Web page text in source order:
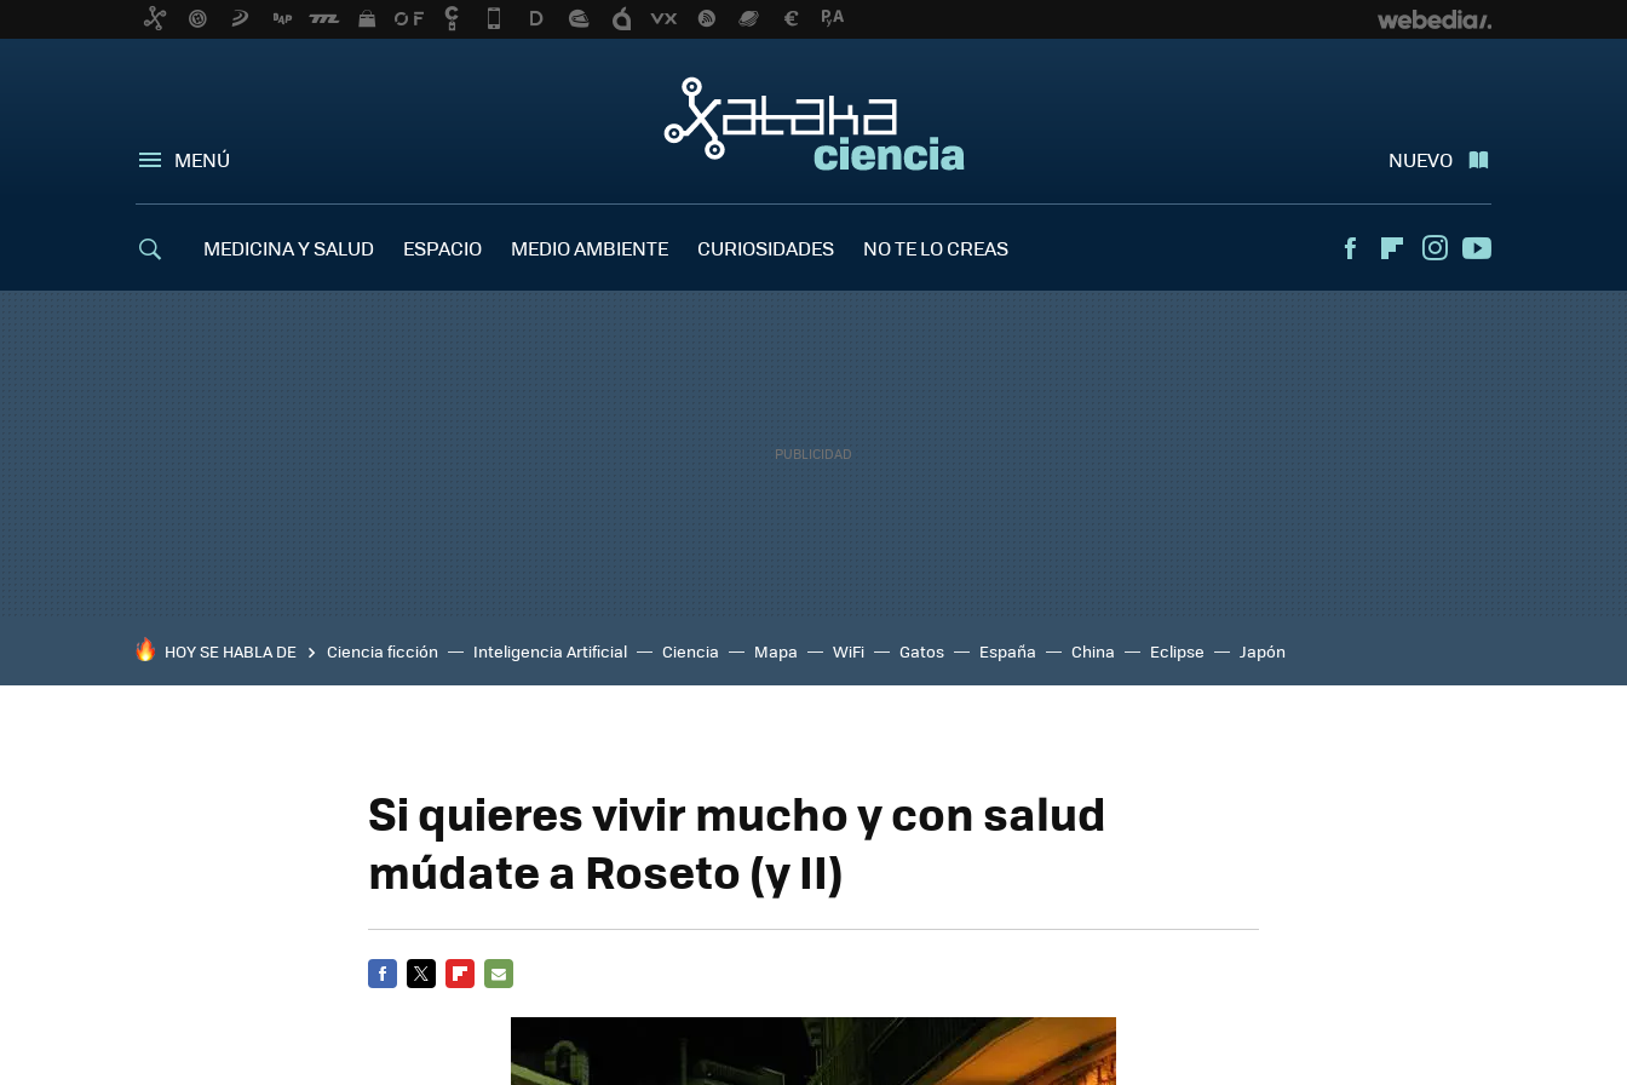
MENÚ NUEVO
MEDICINA Y SALUD ESPACIO MEDIO AMBIENTE CURIOSIDADES NO TE LO CREAS FacebookFlipboardInstagram
HOY SE HABLA DE Ciencia ficción Inteligencia Artificial Ciencia Mapa WiFi Gatos España China Eclipse Japón
Si quieres vivir mucho y con salud
múdate a Roseto (y II)